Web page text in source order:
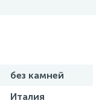
без камней
Италия